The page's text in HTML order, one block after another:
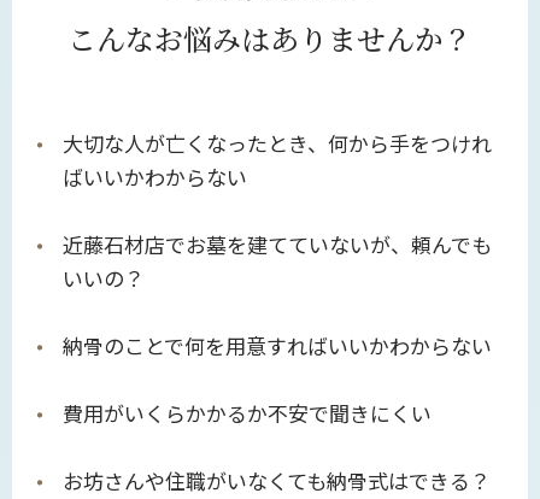
こんなお悩みはありませんか？
大切な人が亡くなったとき、何から手をつけれ
ばいいかわからない
近藤石材店でお墓を建てていないが、頼んでも
いいの？
納骨のことで何を用意すればいいかわからない
費用がいくらかかるか不安で聞きにくい
お坊さんや住職がいなくても納骨式はできる？